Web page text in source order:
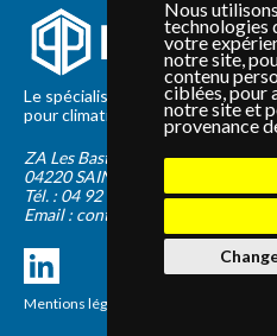
Nous
technologies
votre
notre site,
contenu
ciblées, pour
notre site et
provenance
Le spécialiste depuis 2012 de la
pour climatisation et Pompe à
ZA Les Bastides Blanches
04220 SAINTE-TULLE
Tél. : 04 92 75 89 55
Email : contact@panapieces.com
Mentions légales